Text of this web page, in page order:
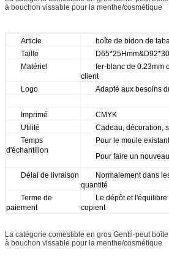
à bouchon vissable pour la menthe/cosmétique
Article
boîte de bidon de
Taille
Matériel
fer-blanc de 0.23mm
client
Logo
Adapté aux besoins
Imprimé
CMYK
Utilité
Cadeau, décoration,
Temps
d'échantillon
Pour le moule
Pour faire un
Délai de livraison
Normalement dans
quantité
Terme de
paiement
Le dépôt et
copient
La catégorie comestible en gros Gentil-peut
à bouchon vissable pour la menthe/cosmétique